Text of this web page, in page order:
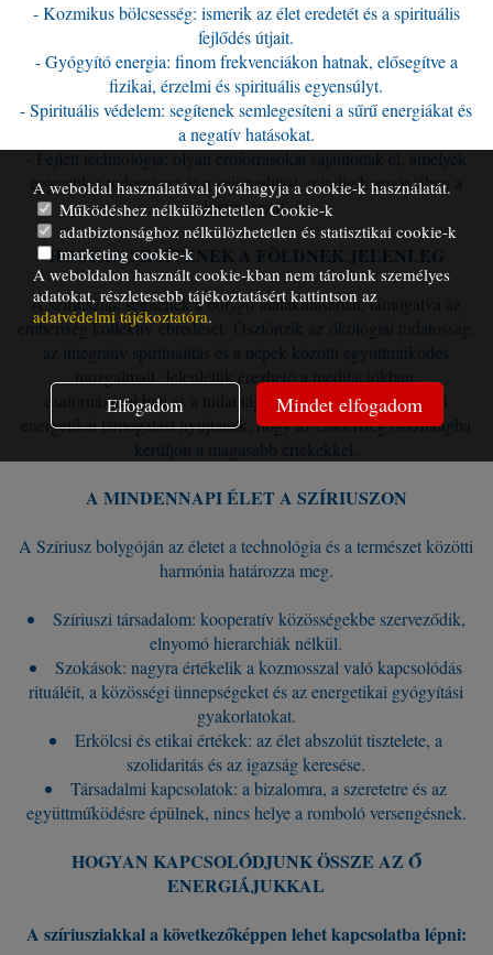
- Kozmikus bölcsesség: ismerik az élet eredetét és a spirituális
fejlődés útjait.
- Gyógyító energia: finom frekvenciákon hatnak, elősegítve a
fizikai, érzelmi és spirituális egyensúlyt.
- Spirituális védelem: segítenek semlegesíteni a sűrű energiákat és
a negatív hatásokat.
- Fejlett technológia: olyan erőforrásokat sajátítottak el, amelyek
egyesítik a tudományt és a spiritualitást, mindig harmóniában a
kozmosszal.
HOGYAN SEGÍTENEK A FÖLDNEK JELENLEG
A sziriusziak segítenek a bolygó átalakulásában, támogatva az
emberiség kollektív ébredését. Ösztönzik az ökológiai tudatosság,
az integratív spiritualitás és a népek közötti együttműködés
mozgalmait. Jelenlétük érezhető a meditációkban,
csatornázásokban és a tudat tágításának élményeiben, ahol
energetikai támogatást nyújtanak, hogy az emberiség összhangba
kerüljön a magasabb értékekkel.
A MINDENNAPI ÉLET A SZÍRIUSZON
A Szíriusz bolygóján az életet a technológia és a természet közötti
harmónia határozza meg.
Szíriuszi társadalom: kooperatív közösségekbe szerveződik,
elnyomó hierarchiák nélkül.
Szokások: nagyra értékelik a kozmosszal való kapcsolódás
rituáléit, a közösségi ünnepségeket és az energetikai gyógyítási
gyakorlatokat.
Erkölcsi és etikai értékek: az élet abszolút tisztelete, a
szolidaritás és az igazság keresése.
Társadalmi kapcsolatok: a bizalomra, a szeretetre és az
együttműködésre épülnek, nincs helye a romboló versengésnek.
HOGYAN KAPCSOLÓDJUNK ÖSSZE AZ Ő
ENERGIÁJUKKAL
A szíriusziakkal a következőképpen lehet kapcsolatba lépni:
A weboldal használatával jóváhagyja a cookie-k használatát.
Működéshez nélkülözhetetlen Cookie-k
adatbiztonsághoz nélkülözhetetlen és statisztikai cookie-k
marketing cookie-k
A weboldalon használt cookie-kban nem tárolunk személyes
adatokat, részletesebb tájékoztatásért kattintson az
adatvédelmi tájékoztatóra.
Elfogadom Mindet elfogadom